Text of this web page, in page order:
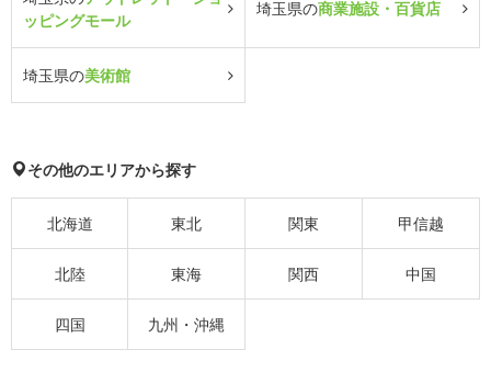
ッピングモール
埼玉県の商業施設・百貨店
埼玉県の美術館
その他のエリアから探す
北海道 東北 関東 甲信越
北陸 東海 関西 中国
四国 九州・沖縄